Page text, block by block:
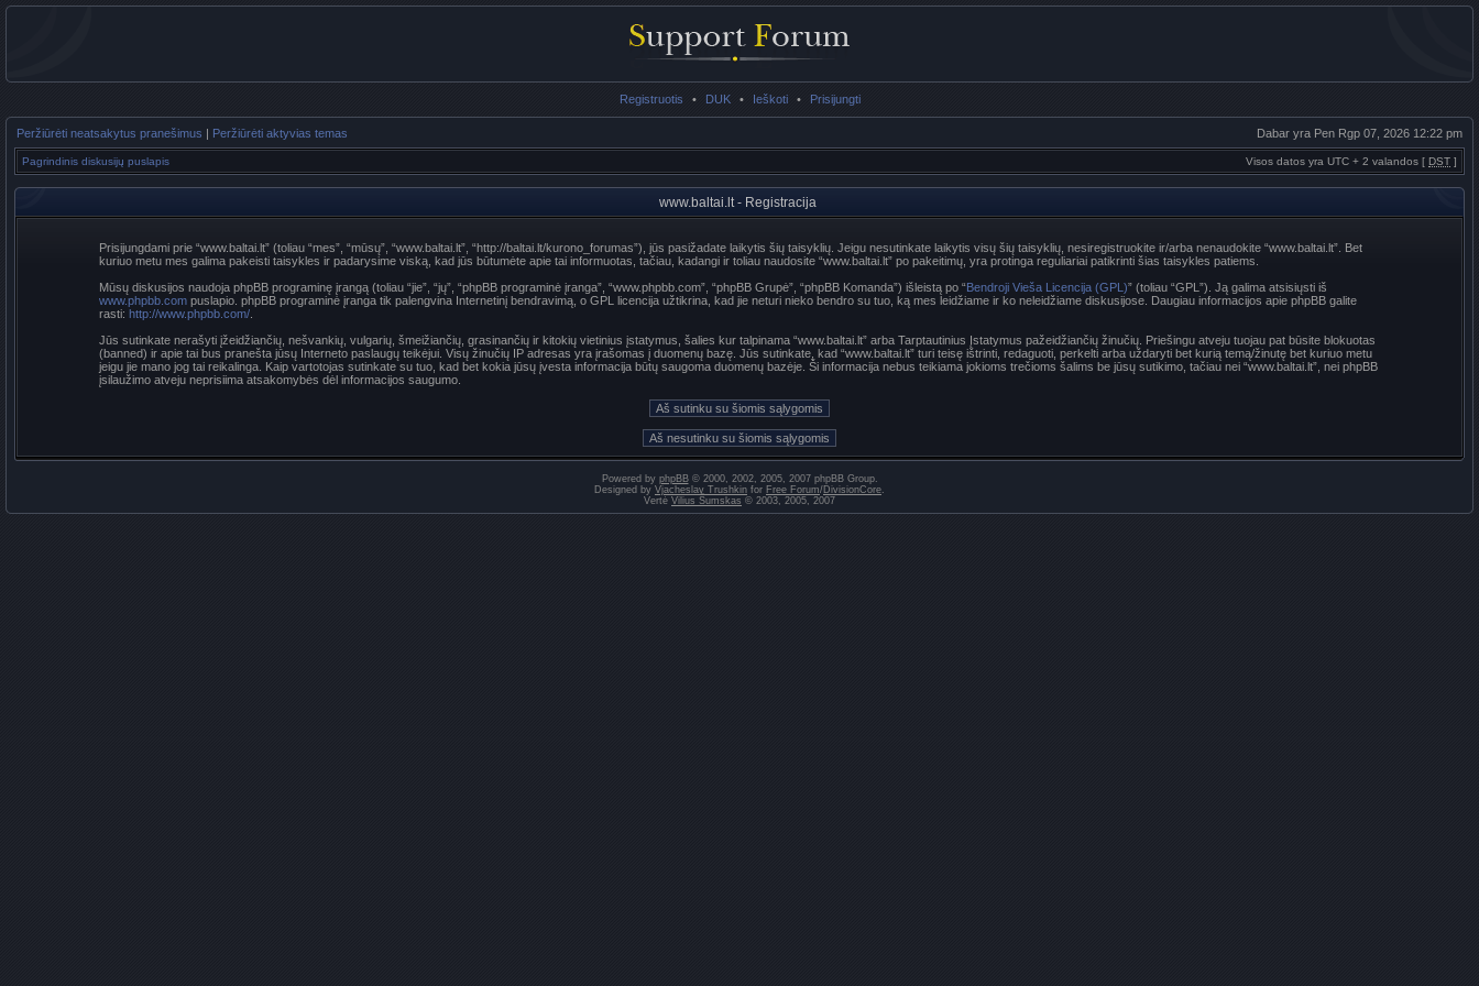
Registruotis • DUK • Ieškoti • Prisijungti
Peržiūrėti neatsakytus pranešimus | Peržiūrėti aktyvias temas Dabar yra Pen Rgp 07, 2026 12:22 pm
Pagrindinis diskusijų puslapis Visos datos yra UTC + 2 valandos [ DST ]
www.baltai.lt - Registracija
Prisijungdami prie “www.baltai.lt” (toliau “mes”, “mūsų”, “www.baltai.lt”, “http://baltai.lt/kurono_forumas”), jūs pasižadate laikytis šių taisyklių. Jeigu nesutinkate laikytis visų šių taisyklių, nesiregistruokite ir/arba nenaudokite “www.baltai.lt”. Bet
kuriuo metu mes galima pakeisti taisykles ir padarysime viską, kad jūs būtumėte apie tai informuotas, tačiau, kadangi ir toliau naudosite “www.baltai.lt” po pakeitimų, yra protinga reguliariai patikrinti šias taisykles patiems.
Mūsų diskusijos naudoja phpBB programinę įrangą (toliau “jie”, “jų”, “phpBB programinė įranga”, “www.phpbb.com”, “phpBB Grupė”, “phpBB Komanda”) išleistą po “Bendroji Vieša Licencija (GPL)” (toliau “GPL”). Ją galima atsisiųsti iš
www.phpbb.compuslapio. phpBB programinė įranga tik palengvina Internetinį bendravimą, o GPL licencija užtikrina, kad jie neturi nieko bendro su tuo, ką mes leidžiame ir ko neleidžiame diskusijose. Daugiau informacijos apie phpBB galite
rasti: http://www.phpbb.com/.
Jūs sutinkate nerašyti įžeidžiančių, nešvankių, vulgarių, šmeižiančių, grasinančių ir kitokių vietinius įstatymus, šalies kur talpinama “www.baltai.lt” arba Tarptautinius Įstatymus pažeidžiančių žinučių. Priešingu atveju tuojau pat būsite blokuotas
(banned) ir apie tai bus pranešta jūsų Interneto paslaugų teikėjui. Visų žinučių IP adresas yra įrašomas į duomenų bazę. Jūs sutinkate, kad “www.baltai.lt” turi teisę ištrinti, redaguoti, perkelti arba uždaryti bet kurią temą/žinutę bet kuriuo metu
jeigu jie mano jog tai reikalinga. Kaip vartotojas sutinkate su tuo, kad bet kokia jūsų įvesta informacija būtų saugoma duomenų bazėje. Ši informacija nebus teikiama jokioms trečioms šalims be jūsų sutikimo, tačiau nei “www.baltai.lt”, nei phpBB
įsilaužimo atveju neprisiima atsakomybės dėl informacijos saugumo.
Powered by phpBB© 2000, 2002, 2005, 2007 phpBB Group.
Designed by Vjacheslav Trushkin for Free Forum/DivisionCore.
Vertė Vilius Šumskas © 2003, 2005, 2007